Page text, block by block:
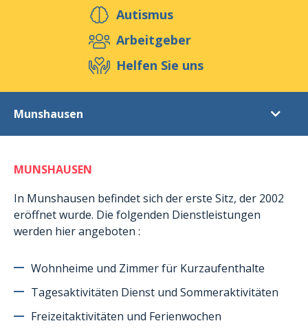
Helfen Sie uns
Veranstaltungen Publikationen
Autismus
Arbeitgeber
Helfen Sie uns
Munshausen
Zielsetzungen
Ethik
Standorte
Capellen
Munshausen
Rambrouch
MUNSHAUSEN
In Munshausen befindet sich der erste Sitz, der 2002
eröffnet wurde. Die folgenden Dienstleistungen
werden hier angeboten :
Wohnheime und Zimmer für Kurzaufenthalte
Tagesaktivitäten Dienst und Sommeraktivitäten
Freizeitaktivitäten und Ferienwochen